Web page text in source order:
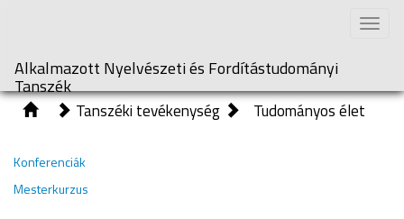
Toggle
Alkalmazott Nyelvészeti és Fordítástudományi
Tanszék
Tanszéki tevékenység
Tudományos élet
Konferenciák
Mesterkurzus